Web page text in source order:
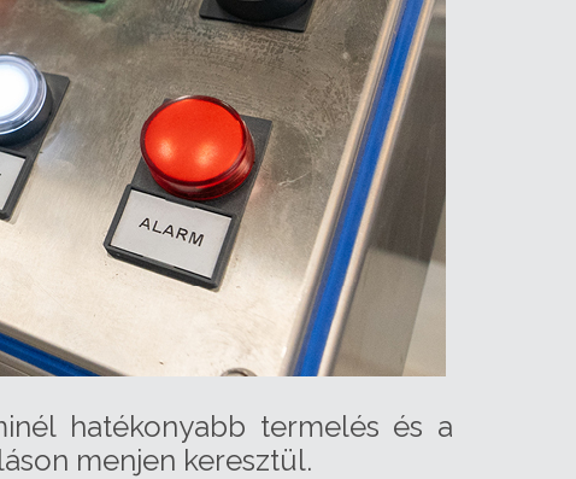
hatékonyabb termelés és a
menjen keresztül.